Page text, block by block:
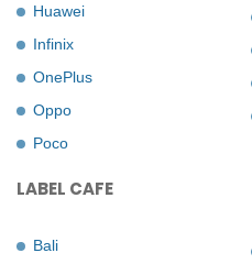
Huawei
Infinix
OnePlus
Oppo
Poco
LABEL CAFE
Bali